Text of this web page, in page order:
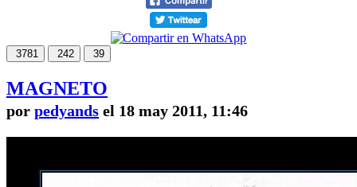
3781 242 39
MAGNETO
por pedyands el 18 may 2011, 11:46